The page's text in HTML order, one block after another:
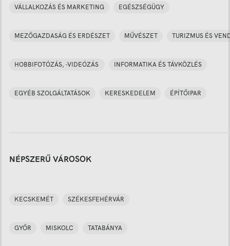
VÁLLALKOZÁS ÉS MARKETING EGÉSZSÉGÜGY
MEZŐGAZDASÁG ÉS ERDÉSZET MŰVÉSZET TURIZMUS ÉS
HOBBIFOTÓZÁS, -VIDEÓZÁS INFORMATIKA ÉS TÁVKÖZLÉS
EGYÉB SZOLGÁLTATÁSOK KERESKEDELEM ÉPÍTŐIPAR
NÉPSZERŰ VÁROSOK
KECSKEMÉT SZÉKESFEHÉRVÁR
GYŐR MISKOLC TATABÁNYA